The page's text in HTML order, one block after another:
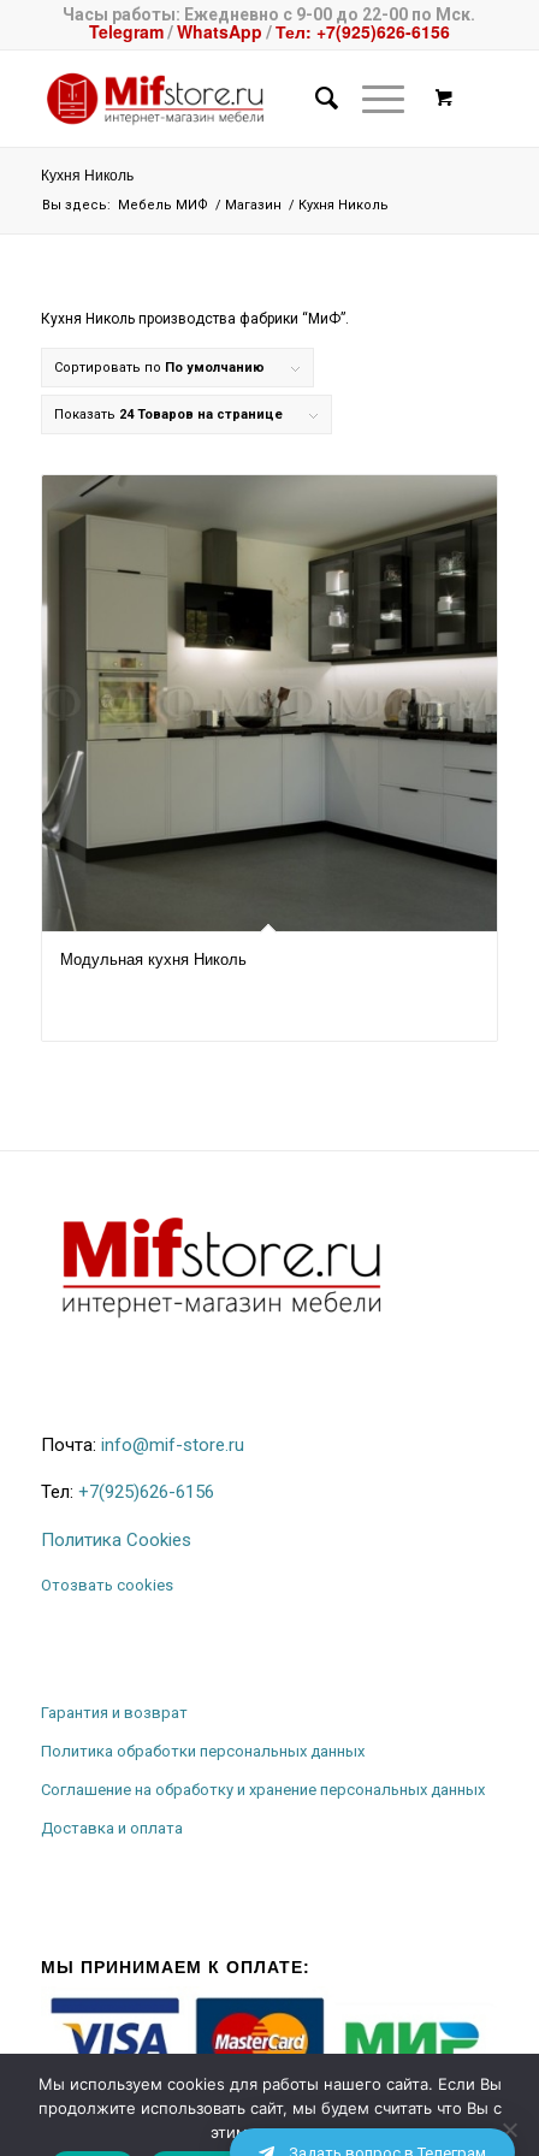
Часы работы: Ежедневно с 9-00 до 22-00 по Мск.
Telegram/WhatsApp /Тел: +7(925)626-6156
Кухня Николь
Вы здесь: Мебель МИФ / Магазин / Кухня Николь
Кухня Николь производства фабрики “МиФ”.
Сортировать по По умолчанию
Показать 24 Товаров на странице
Модульная кухня Николь
Почта: info@mif-store.ru
Тел: +7(925)626-6156
Политика Cookies
Отозвать cookies
Гарантия и возврат
Политика обработки персональных данных
Соглашение на обработку и хранение персональных данных
Доставка и оплата
МЫ ПРИНИМАЕМ К ОПЛАТЕ:
Задать вопрос в Телеграм
Мы используем cookies для работы нашего сайта. Если Вы
продолжите использовать сайт, мы будем считать что Вы с
этим согласны.